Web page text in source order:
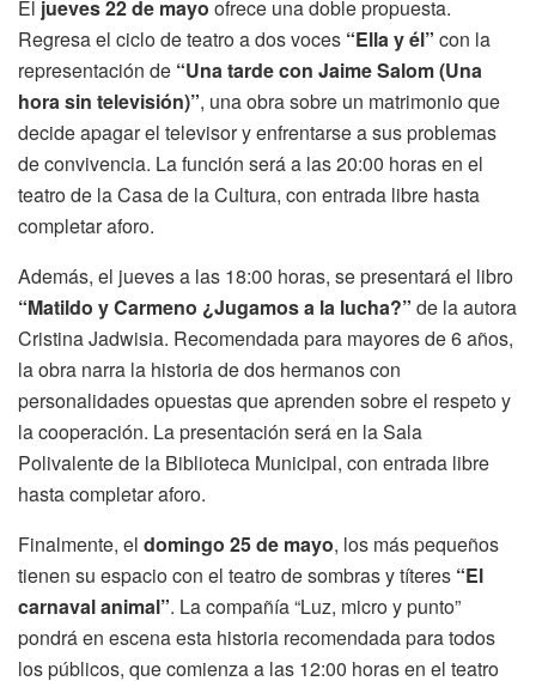
El jueves 22 de mayo ofrece una doble propuesta.
Regresa el ciclo de teatro a dos voces “Ella y él” con la
representación de “Una tarde con Jaime Salom (Una
hora sin televisión)”, una obra sobre un matrimonio que
decide apagar el televisor y enfrentarse a sus problemas
de convivencia. La función será a las 20:00 horas en el
teatro de la Casa de la Cultura, con entrada libre hasta
completar aforo.
Además, el jueves a las 18:00 horas, se presentará el libro
“Matildo y Carmeno ¿Jugamos a la lucha?” de la autora
Cristina Jadwisia. Recomendada para mayores de 6 años,
la obra narra la historia de dos hermanos con
personalidades opuestas que aprenden sobre el respeto y
la cooperación. La presentación será en la Sala
Polivalente de la Biblioteca Municipal, con entrada libre
hasta completar aforo.
Finalmente, el domingo 25 de mayo, los más pequeños
tienen su espacio con el teatro de sombras y títeres “El
carnaval animal”. La compañía “Luz, micro y punto”
pondrá en escena esta historia recomendada para todos
los públicos, que comienza a las 12:00 horas en el teatro